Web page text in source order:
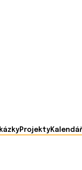
Projekty